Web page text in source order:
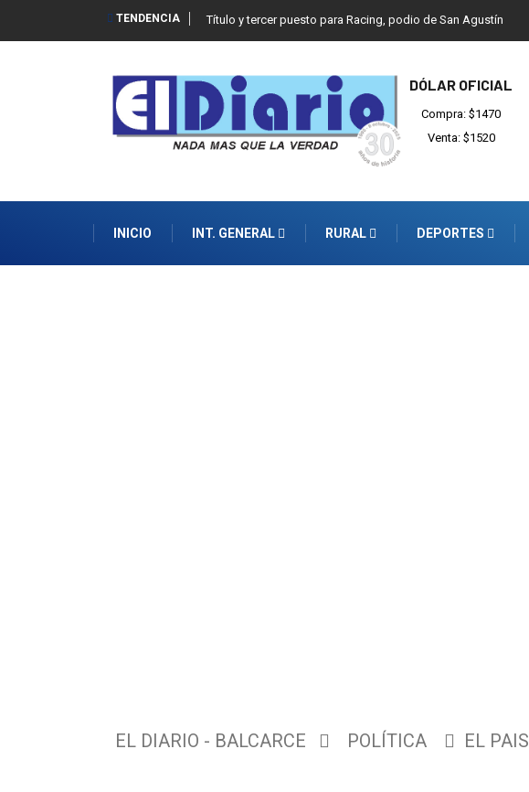
TENDENCIA Título y tercer puesto para Racing, podio de San Agustín
DÓLAR OFICIAL
Compra: $1470
Venta: $1520
INICIO INT. GENERAL RURAL DEPORTES
EL DIARIO - BALCARCE POLÍTICA EL PAIS